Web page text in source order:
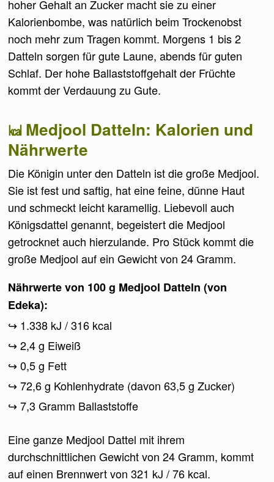
hoher Gehalt an Zucker macht sie zu einer
Kalorienbombe, was natürlich beim Trockenobst
noch mehr zum Tragen kommt. Morgens 1 bis 2
Datteln sorgen für gute Laune, abends für guten
Schlaf. Der hohe Ballaststoffgehalt der Früchte
kommt der Verdauung zu Gute.
Medjool Datteln: Kalorien und
Nährwerte
Die Königin unter den Datteln ist die große Medjool.
Sie ist fest und saftig, hat eine feine, dünne Haut
und schmeckt leicht karamellig. Liebevoll auch
Königsdattel genannt, begeistert die Medjool
getrocknet auch hierzulande. Pro Stück kommt die
große Medjool auf ein Gewicht von 24 Gramm.
Nährwerte von 100 g Medjool Datteln (von
Edeka):
1.338 kJ / 316 kcal
2,4 g Eiweiß
0,5 g Fett
72,6 g Kohlenhydrate (davon 63,5 g Zucker)
7,3 Gramm Ballaststoffe
Eine ganze Medjool Dattel mit ihrem
durchschnittlichen Gewicht von 24 Gramm, kommt
auf einen Brennwert von 321 kJ / 76 kcal.